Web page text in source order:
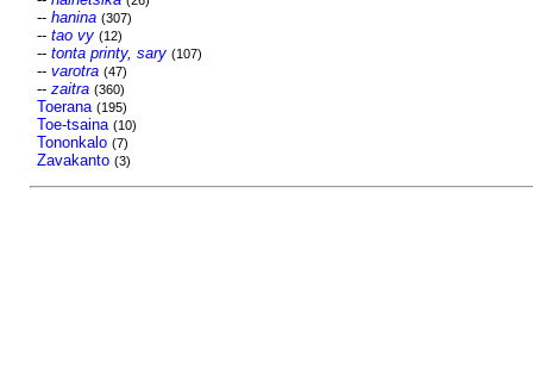
-- hanina (307)
-- tao vy (12)
-- tonta printy, sary (107)
-- varotra (47)
-- zaitra (360)
Toerana (195)
Toe-tsaina (10)
Tononkalo (7)
Zavakanto (3)